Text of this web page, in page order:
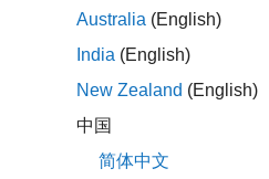
블 지정기
(Medical
브라우저
Australia (English)
India (English)
New Zealand (English)
中国
简体中文